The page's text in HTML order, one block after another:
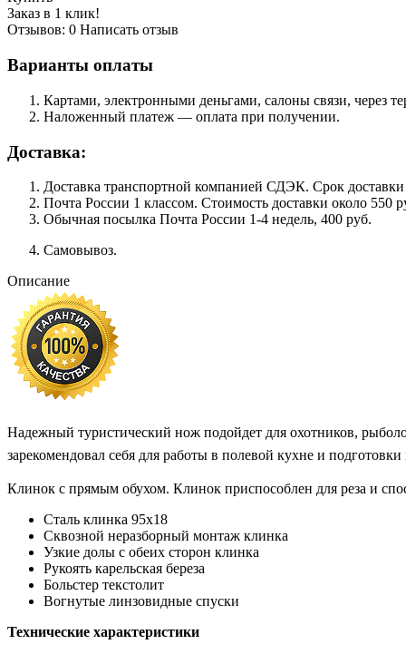
Заказ в 1 клик!
Отзывов: 0 Написать отзыв
Варианты оплаты
Картами, электронными деньгами, салоны связи, через
Наложенный платеж — оплата при получении.
Доставка:
Доставка транспортной компанией СДЭК. Срок
Почта России 1 классом. Cтоимость доставки около 550
Обычная посылка Почта России 1-4 недель, 400 руб.
Самовывоз.
Описание
Надежный туристический нож подойдет для охотников,
зарекомендовал себя для работы в полевой кухне и
Клинок с прямым обухом. Клинок приспособлен для реза и
Сталь клинка 95х18
Сквозной неразборный монтаж клинка
Узкие долы с обеих сторон клинка
Рукоять карельская береза
Больстер текстолит
Вогнутые линзовидные спуски
Технические характеристики